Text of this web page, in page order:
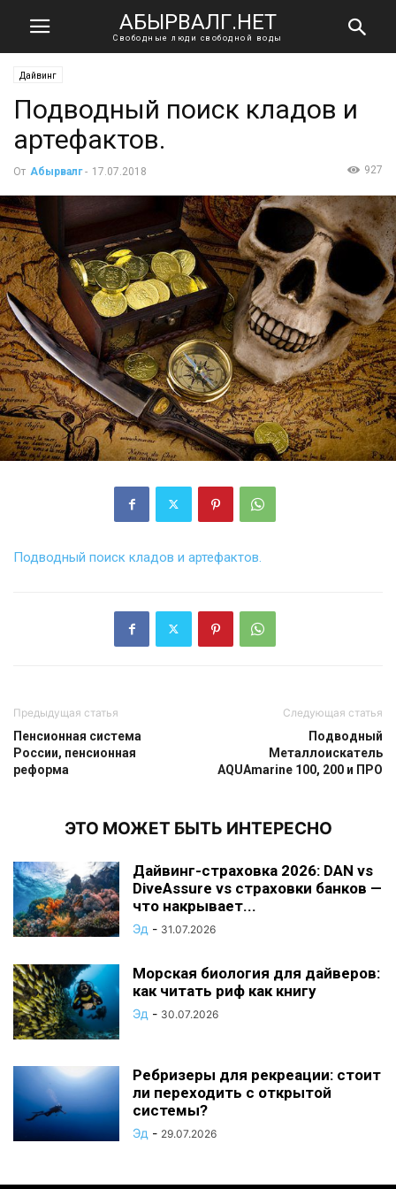
АБЫРВАЛГ.НЕТ
Свободные люди свободной воды
Дайвинг
Подводный поиск кладов и
артефактов.
От Абырвалг - 17.07.2018 927
Подводный поиск кладов и артефактов.
Предыдущая статья
Пенсионная система
России, пенсионная
реформа
Следующая статья
Подводный
Металлоискатель
AQUAmarine 100, 200 и ПРО
ЭТО МОЖЕТ БЫТЬ ИНТЕРЕСНО
Дайвинг-страховка 2026: DAN vs
DiveAssure vs страховки банков —
что накрывает...
Эд - 31.07.2026
Морская биология для дайверов:
как читать риф как книгу
Эд - 30.07.2026
Ребризеры для рекреации: стоит
ли переходить с открытой
системы?
Эд - 29.07.2026